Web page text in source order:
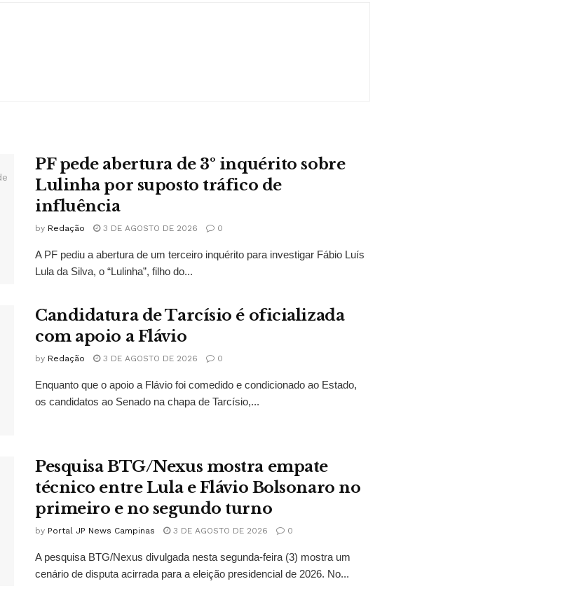
PF pede abertura de 3º inquérito sobre
Lulinha por suposto tráfico de
influência
by Redação 3 DE AGOSTO DE 2026 0
A PF pediu a abertura de um terceiro inquérito para investigar Fábio Luís
Lula da Silva, o “Lulinha”, filho do...
Candidatura de Tarcísio é oficializada
com apoio a Flávio
by Redação 3 DE AGOSTO DE 2026 0
Enquanto que o apoio a Flávio foi comedido e condicionado ao Estado,
os candidatos ao Senado na chapa de Tarcísio,...
Pesquisa BTG/Nexus mostra empate
técnico entre Lula e Flávio Bolsonaro no
primeiro e no segundo turno
by Portal JP News Campinas 3 DE AGOSTO DE 2026 0
A pesquisa BTG/Nexus divulgada nesta segunda-feira (3) mostra um
cenário de disputa acirrada para a eleição presidencial de 2026. No...